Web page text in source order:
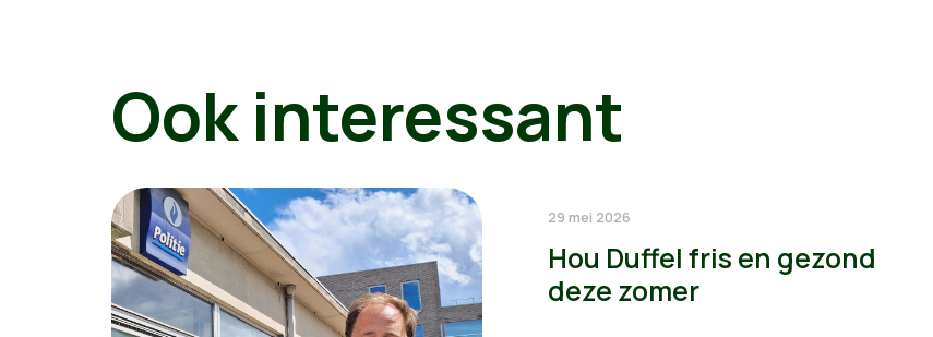
Ook interessant
29 mei 2026
Hou Duffel fris en gezond
deze zomer